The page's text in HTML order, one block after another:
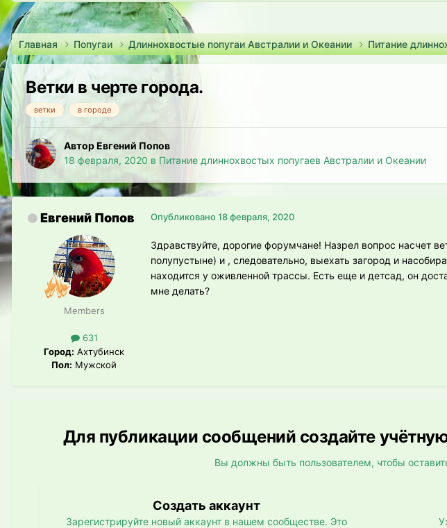
Главная Попугаи Длиннохвостые попугаи Австралии и Океании Питание
Ветки в черте города.
ветки в городе
Автор Евгений Попов
18 февраля, 2020 в Питание длиннохвостых попугаев Австралии и Океании
Евгений Попов
Members
631
Город: Ахтубинск
Пол: Мужской
Опубликовано18 февраля, 2020
Здравствуйте, дорогие форумчане! Назрел вопрос насчет
полупустыне) и , следовательно, выехать загород и
находится у оживленной трассы. Есть еще и детсад, он
мне делать?
Для публикации сообщений создайте
Вы должны быть пользователем, чтобы
Создать аккаунт
Зарегистрируйте новый аккаунт в нашем сообществе. Это